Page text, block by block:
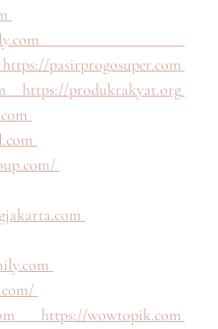
https://produkrakyat.org
https://wowtopik.com